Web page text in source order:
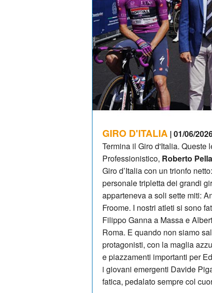
GIRO D'ITALIA | 01/06/
Termina il Giro d'Italia.
Professionistico, Roberto
Giro d’Italia con un trionfo netto:
personale tripletta dei grandi
apparteneva a soli sette miti:
Froome. I nostri atleti si sono
Filippo Ganna a Massa e
Roma. E quando non siamo
protagonisti, con la maglia
e piazzamenti importanti per
i giovani emergenti Davide
fatica, pedalato sempre col